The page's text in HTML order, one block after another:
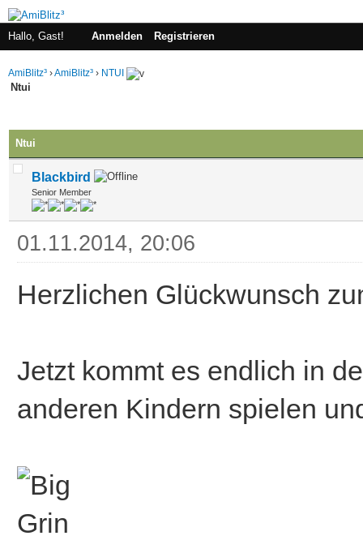
Hallo, Gast! Anmelden Registrieren
AmiBlitz³ ›AmiBlitz³ › NTUI
Ntui
Ntui
Blackbird
Senior Member
01.11.2014, 20:06
Herzlichen Glückwunsch
Jetzt kommt es endlich in
anderen Kindern spielen